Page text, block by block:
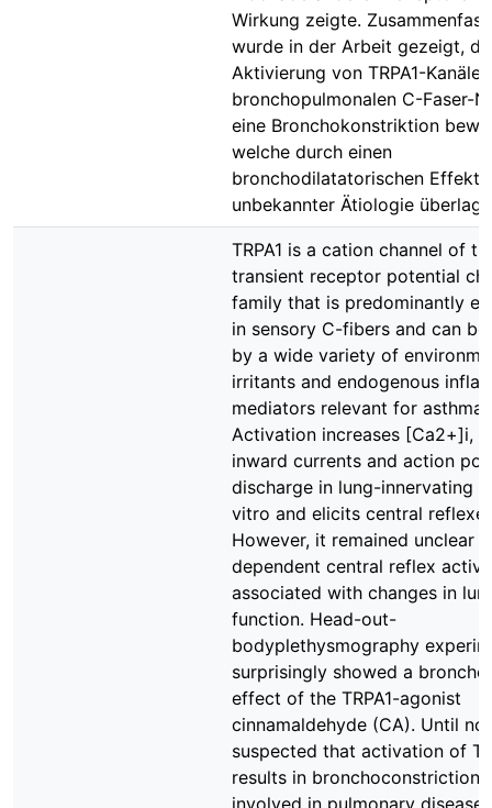
Wirkung zeigte.
wurde in der Arbeit gezeigt,
Aktivierung von TRPA1-
bronchopulmonalen C-Faser-
eine Bronchokonstriktion
welche durch einen
bronchodilatatorischen Effekt
unbekannter Ätiologie
TRPA1 is a cation channel of
transient receptor potential
family that is predominantly
in sensory C-fibers and can
by a wide variety of
irritants and endogenous
mediators relevant for asthma.
Activation increases [Ca2+]i,
inward currents and action
discharge in lung-innervating
vitro and elicits central
However, it remained unclear if
dependent central reflex
associated with changes in
function. Head-out-
bodyplethysmography
surprisingly showed a
effect of the TRPA1-agonist
cinnamaldehyde (CA). Until
suspected that activation of
results in bronchoconstriction
involved in pulmonary